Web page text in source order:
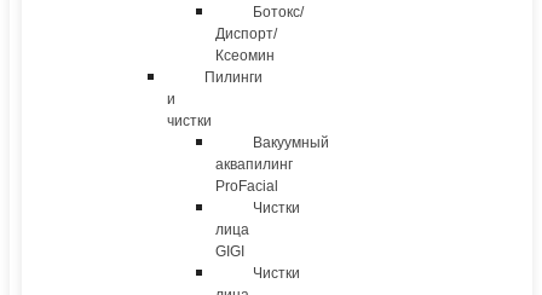
Ботокс/
Диспорт/
Ксеомин
Пилинги
и
чистки
Вакуумный
аквапилинг
ProFacial
Чистки
лица
GIGI
Чистки